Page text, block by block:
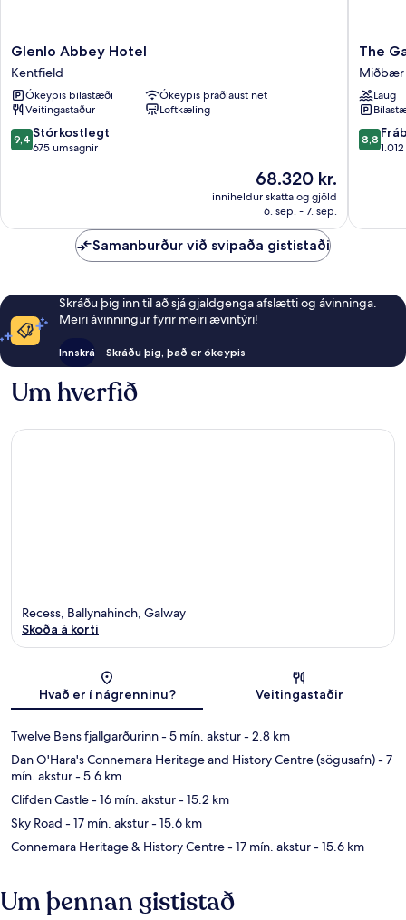
Glenlo
Abbey
Hotel
Kentfield
Glenlo Abbey Hotel
Kentfield
Ókeypis bílastæði
Ókeypis þráðlaust net
Veitingastaður
Loftkæling
9.4
af
9,4 Stórkostlegt
675 umsagnir
Verðið
er
68.320 kr.
68.320 kr.
inniheldur skatta og gjöld
6. sep. - 7. sep.
The
Galmont
Miðbær
Galway
The
Miðbær
Laug
8.8
af
8,8
Samanburður við svipaða gististaði
Skráðu þig inn til að sjá gjaldgenga afslætti og ávinninga.
Meiri ávinningur fyrir meiri ævintýri!
Innskrá Skráðu þig, það er ókeypis
Um hverfið
Recess, Ballynahinch, Galway
Skoða á korti
Hvað er í nágrenninu? Veitingastaðir
Twelve Bens fjallgarðurinn- 5 mín. akstur- 2.8 km
Dan O'Hara's Connemara Heritage and History Centre (sögusafn)- 7
mín. akstur- 5.6 km
Clifden Castle- 16 mín. akstur- 15.2 km
Sky Road - 17 mín. akstur- 15.6 km
Connemara Heritage & History Centre- 17 mín. akstur- 15.6 km
Um þennan gististað